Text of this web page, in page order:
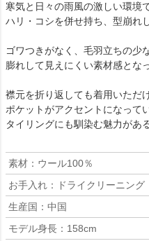
寒気と日々の雨風の激しい環境
ハリ・コシを併せ持ち、型崩れ
ゴワつきがなく、毛羽立ちの少
膨れして見えにくい素材感とな
襟元を折り返しても着用いただ
ポケットがアクセントになって
タイリングにも馴染む魅力があ
素材：ウール100％
お手入れ：ドライクリーニング
生産国：中国
モデル身長：158cm